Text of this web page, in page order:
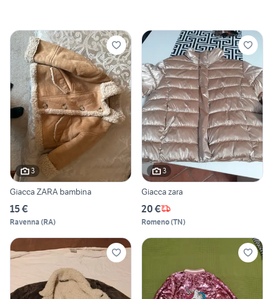
3
Giacca ZARA bambina
15 €
Ravenna (RA)
3
Giacca zara
20 €
Romeno(TN)